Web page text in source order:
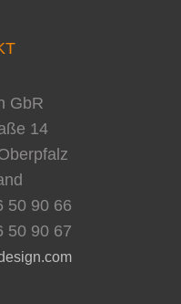
GbR
14
50 90 66
50 90 67